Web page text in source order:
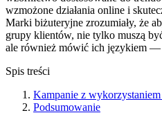
wzmożone działania online i
Marki biżuteryjne zrozumiały, że
grupy klientów, nie tylko muszą
ale również mówić ich językiem —
Spis treści
Kampanie z
Podsumowanie